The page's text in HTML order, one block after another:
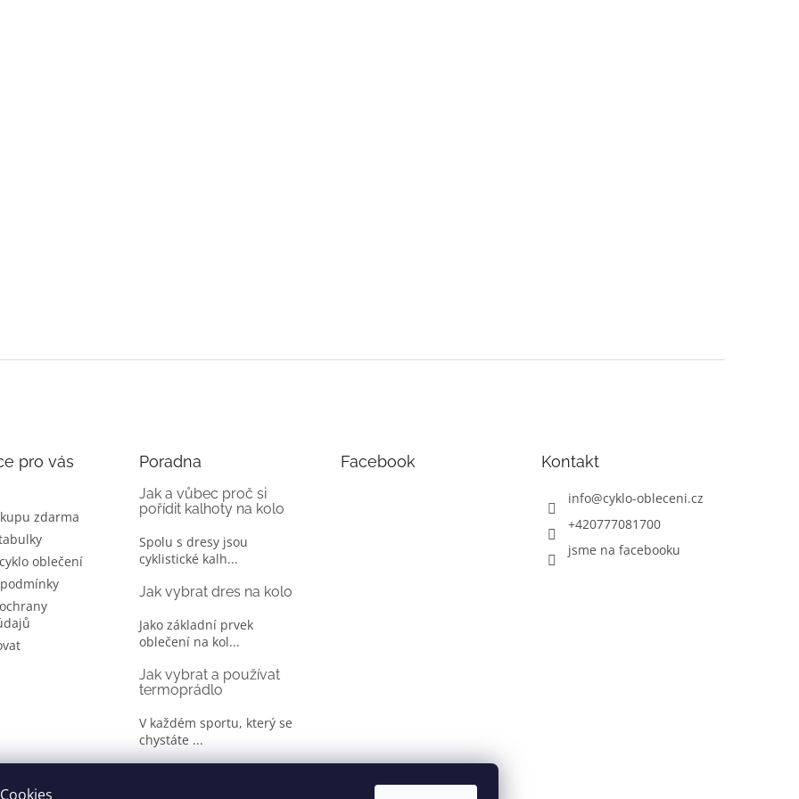
pro vás
zdarma
oblečení
Poradna
Jak a vůbec proč si
pořídit kalhoty na kolo
Spolu s dresy jsou
cyklistické kalh...
Jak vybrat dres na kolo
Jako základní prvek
oblečení na kol...
Jak vybrat a používat
termoprádlo
V každém sportu, který se
chystáte ...
Facebook Kontakt
info@cyklo-obleceni.cz
+420777081700
jsme na facebooku